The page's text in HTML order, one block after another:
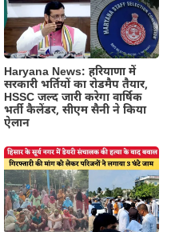
Haryana News: हरियाणा में
सरकारी भर्तियों का रोडमैप तैयार,
HSSC जल्द जारी करेगा वार्षिक
भर्ती कैलेंडर, सीएम सैनी ने किया
ऐलान